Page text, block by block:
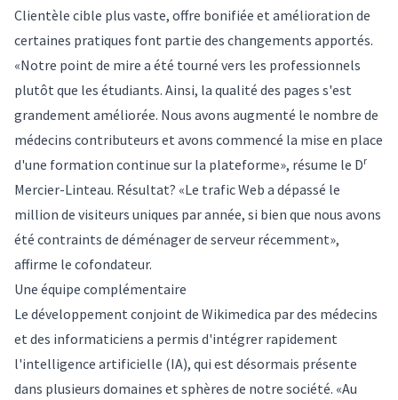
Clientèle cible plus vaste, offre bonifiée et amélioration de
certaines pratiques font partie des changements apportés.
«Notre point de mire a été tourné vers les professionnels
plutôt que les étudiants. Ainsi, la qualité des pages s'est
grandement améliorée. Nous avons augmenté le nombre de
médecins contributeurs et avons commencé la mise en place
d'une formation continue sur la plateforme», résume le Dr
Mercier-Linteau. Résultat? «Le trafic Web a dépassé le
million de visiteurs uniques par année, si bien que nous avons
été contraints de déménager de serveur récemment»,
affirme le cofondateur.
Une équipe complémentaire
Le développement conjoint de Wikimedica par des médecins
et des informaticiens a permis d'intégrer rapidement
l'intelligence artificielle (IA), qui est désormais présente
dans plusieurs domaines et sphères de notre société. «Au